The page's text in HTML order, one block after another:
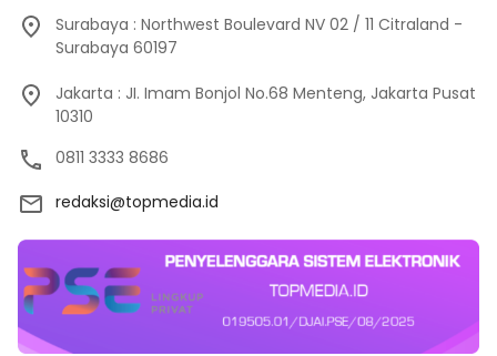
Surabaya : Northwest Boulevard NV 02 / 11 Citraland -
Surabaya 60197
Jakarta : JI. Imam Bonjol No.68 Menteng, Jakarta Pusat
10310
0811 3333 8686
redaksi@topmedia.id